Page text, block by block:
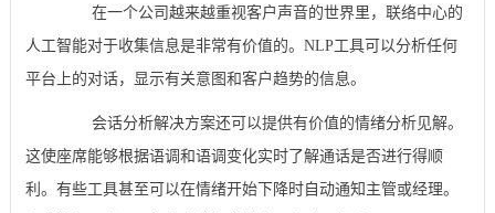
在一个公司越来越重视客户声音的世界里，联络中心的
人工智能对于收集信息是非常有价值的。NLP工具可以分析任何
平台上的对话，显示有关意图和客户趋势的信息。
会话分析解决方案还可以提供有价值的情绪分析见解。
这使座席能够根据语调和语调变化实时了解通话是否进行得顺
利。有些工具甚至可以在情绪开始下降时自动通知主管或经理。